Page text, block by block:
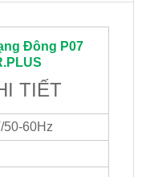
Đông P07
TIẾT
50-60Hz